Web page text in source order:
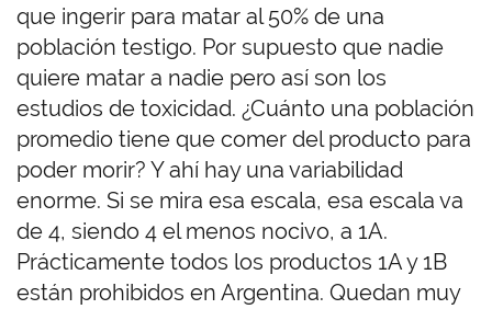
que ingerir para matar al 50% de una
población testigo. Por supuesto que nadie
quiere matar a nadie pero así son los
estudios de toxicidad. ¿Cuánto una población
promedio tiene que comer del producto para
poder morir? Y ahí hay una variabilidad
enorme. Si se mira esa escala, esa escala va
de 4, siendo 4 el menos nocivo, a 1A.
Prácticamente todos los productos 1A y 1B
están prohibidos en Argentina. Quedan muy